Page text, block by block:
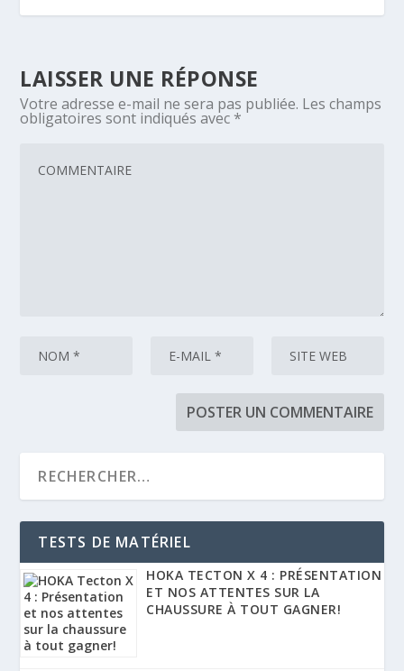
LAISSER UNE RÉPONSE
Votre adresse e-mail ne sera pas publiée. Les champs
obligatoires sont indiqués avec *
TESTS DE MATÉRIEL
HOKA TECTON X 4 : PRÉSENTATION
ET NOS ATTENTES SUR LA
CHAUSSURE À TOUT GAGNER!